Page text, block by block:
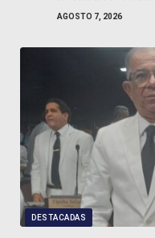
AGOSTO 7, 2026
DESTACADAS